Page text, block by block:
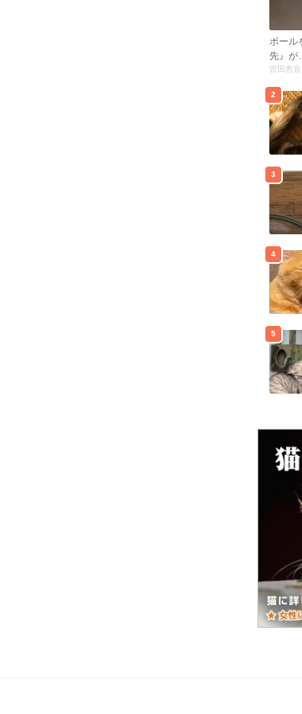
ボール
先』が
曽田恵音
2
3
4
5